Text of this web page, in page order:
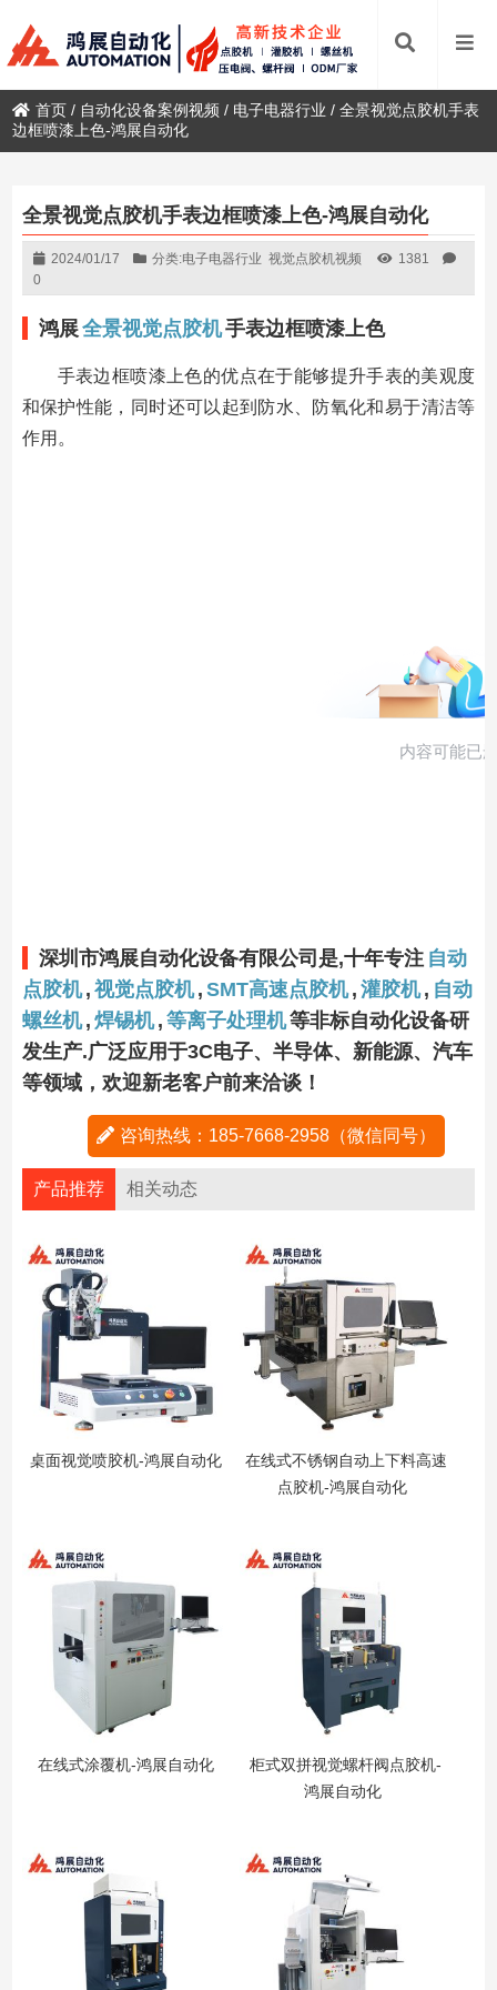
首页 / 自动化设备案例视频 / 电子电器行业 /全景视觉点胶机手表
边框喷漆上色-鸿展自动化
全景视觉点胶机手表边框喷漆上色-鸿展自动化
2024/01/17 分类:电子电器行业 视觉点胶机视频
1381
0
鸿展全景视觉点胶机手表边框喷漆上色
手表边框喷漆上色的优点在于能够提升手表的美观度
和保护性能，同时还可以起到防水、防氧化和易于清洁等
作用。
深圳市鸿展自动化设备有限公司是,十年专注 自动
点胶机 , 视觉点胶机 , SMT高速点胶机 , 灌胶机 , 自动
螺丝机 , 焊锡机 , 等离子处理机等非标自动化设备研
发生产.广泛应用于3C电子、半导体、新能源、汽车
等领域，欢迎新老客户前来洽谈！
咨询热线：185-7668-2958（微信同号）
产品推荐 相关动态
桌面视觉喷胶机-鸿展自动化
在线式不锈钢自动上下料高速
点胶机-鸿展自动化
在线式涂覆机-鸿展自动化
柜式双拼视觉螺杆阀点胶机-
鸿展自动化